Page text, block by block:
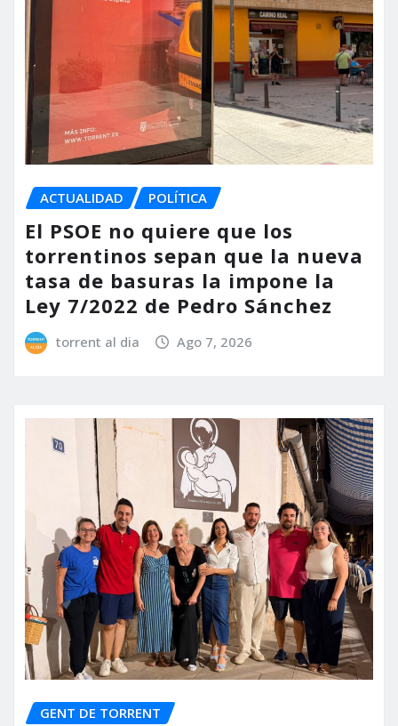
ACTUALIDAD POLÍTICA
El PSOE no quiere que los
torrentinos sepan que la nueva
tasa de basuras la impone la
Ley 7/2022 de Pedro Sánchez
torrent al dia Ago 7, 2026
GENT DE TORRENT